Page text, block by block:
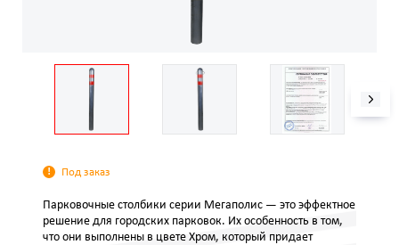
Под заказ
Парковочные столбики серии Мегаполис — это эффектное
решение для городских парковок. Их особенность в том,
что они выполнены в цвете Хром, который придает